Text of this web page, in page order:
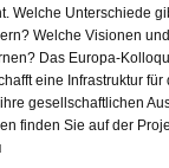
Welche Unterschiede
Welche Visionen
Das Europa-
eine Infrastruktur
gesellschaftlichen
finden Sie auf der